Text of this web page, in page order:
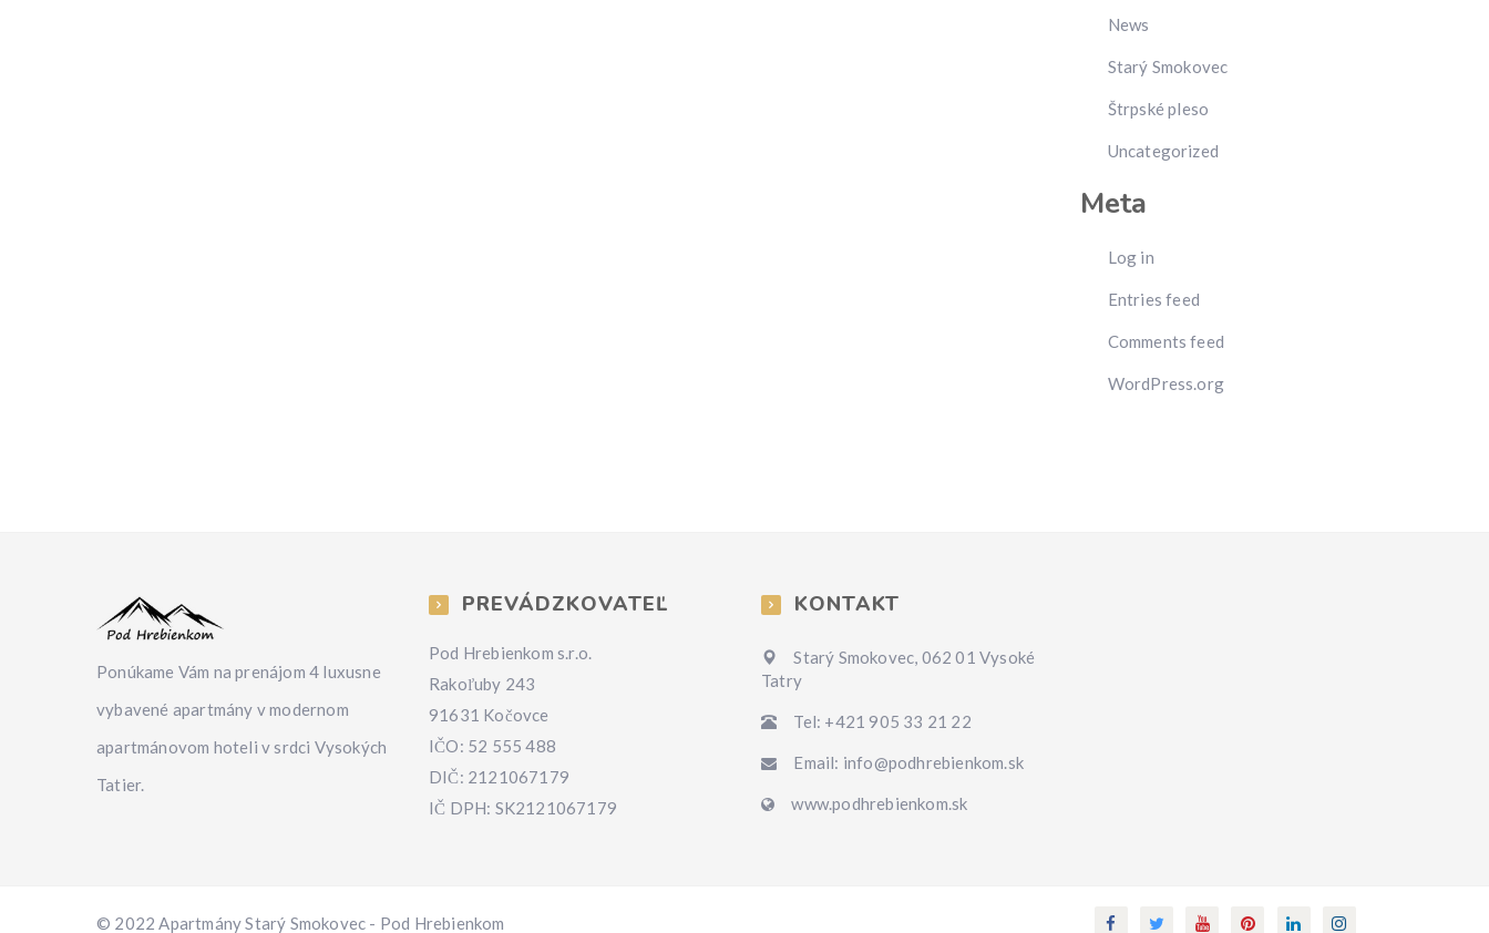
News
Starý Smokovec
Štrpské pleso
Uncategorized
Meta
Log in
Entries feed
Comments feed
WordPress.org
Ponúkame Vám na prenájom 4 luxusne
vybavené apartmány v modernom
apartmánovom hoteli v srdci Vysokých
Tatier.
PREVÁDZKOVATEĽ
Pod Hrebienkom s.r.o.
Rakoľuby 243
91631 Kočovce
IČO: 52 555 488
DIČ: 2121067179
IČ DPH: SK2121067179
KONTAKT
Starý Smokovec, 062 01 Vysoké
Tatry
Tel: +421 905 33 21 22
Email: info@podhrebienkom.sk
www.podhrebienkom.sk
© 2022 Apartmány Starý Smokovec - Pod Hrebienkom